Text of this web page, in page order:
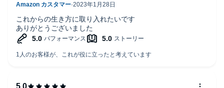
これからの生き方に取り入れたいです
ありがとうございました